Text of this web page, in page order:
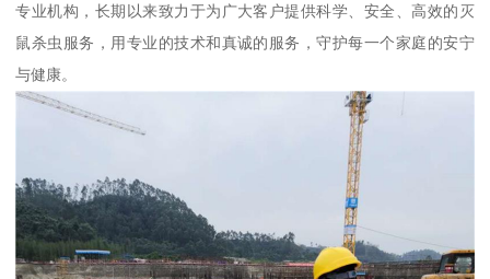
专业机构，长期以来致力于为广大客户提供科学、安全、高效的灭
鼠杀虫服务，用专业的技术和真诚的服务，守护每一个家庭的安宁
与健康。